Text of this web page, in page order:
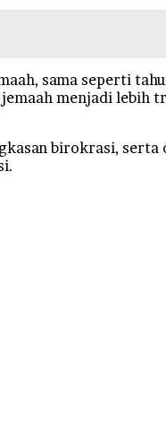
sama seperti
menjadi lebih
birokrasi, serta